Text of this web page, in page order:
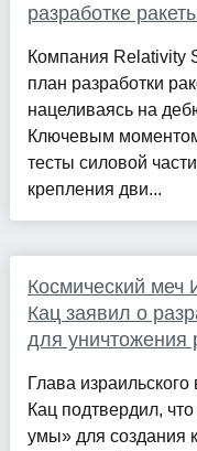
разработке
Компания Relativity
план разработки
нацеливаясь на
Ключевым
тесты силовой
крепления дви...
Космический меч
Кац заявил о
для уничтожения
Глава
Кац подтвердил,
умы» для создания